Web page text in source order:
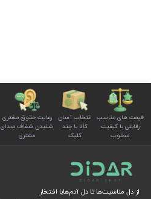
قیمت های مناسب
رقابتی با کیفیت
مطلوب
انتخاب آسان
کالا با چند
کلیک
رعایت حقوق مشتری
شنیدن شفاف صدای
مشتری
از دل مناسبت‌ها تا دل آدم‌هابا افتخار